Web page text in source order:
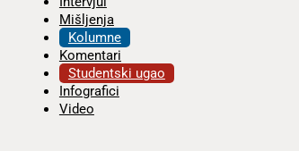
Mišljenja
Kolumne
Komentari
Studentski ugao
Infografici
Video